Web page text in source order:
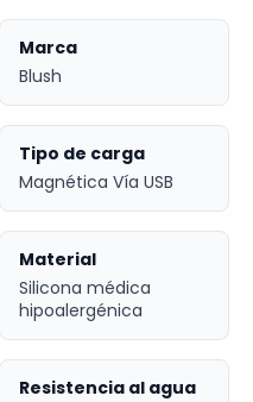
Marca
Blush
Tipo de carga
Magnética Vía USB
Material
Silicona médica
hipoalergénica
Resistencia al agua